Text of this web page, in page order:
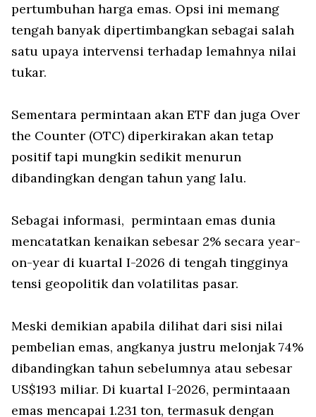
pertumbuhan harga emas. Opsi ini memang
tengah banyak dipertimbangkan sebagai salah
satu upaya intervensi terhadap lemahnya nilai
tukar.
Sementara permintaan akan ETF dan juga Over
the Counter (OTC) diperkirakan akan tetap
positif tapi mungkin sedikit menurun
dibandingkan dengan tahun yang lalu.
Sebagai informasi, permintaan emas dunia
mencatatkan kenaikan sebesar 2% secara year-
on-year di kuartal I-2026 di tengah tingginya
tensi geopolitik dan volatilitas pasar.
Meski demikian apabila dilihat dari sisi nilai
pembelian emas, angkanya justru melonjak 74%
dibandingkan tahun sebelumnya atau sebesar
US$193 miliar. Di kuartal I-2026, permintaaan
emas mencapai 1.231 ton, termasuk dengan